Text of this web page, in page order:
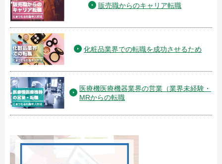
販売職からのキャリア転職
化粧品業界での転職を成功させるため
医療機医療機器業界の営業（業界未経験・
MRからの転職